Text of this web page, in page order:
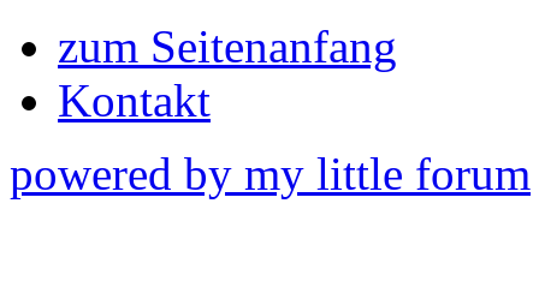
zum Seitenanfang
Kontakt
powered by my little forum